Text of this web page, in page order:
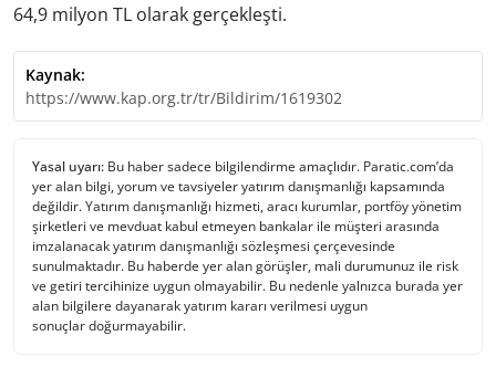
64,9 milyon TL olarak gerçekleşti.
Kaynak:
https://www.kap.org.tr/tr/Bildirim/1619302
Yasal uyarı: Bu haber sadece bilgilendirme amaçlıdır. Paratic.com’da
yer alan bilgi, yorum ve tavsiyeler yatırım danışmanlığı kapsamında
değildir. Yatırım danışmanlığı hizmeti, aracı kurumlar, portföy yönetim
şirketleri ve mevduat kabul etmeyen bankalar ile müşteri arasında
imzalanacak yatırım danışmanlığı sözleşmesi çerçevesinde
sunulmaktadır. Bu haberde yer alan görüşler, mali durumunuz ile risk
ve getiri tercihinize uygun olmayabilir. Bu nedenle yalnızca burada yer
alan bilgilere dayanarak yatırım kararı verilmesi uygun
sonuçlar doğurmayabilir.